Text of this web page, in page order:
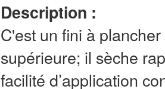
Description :
C'est un fini à
supérieure; il sèche
facilité d’application